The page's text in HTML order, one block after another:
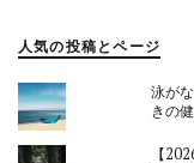
人気の投稿とページ
泳が
きの
【